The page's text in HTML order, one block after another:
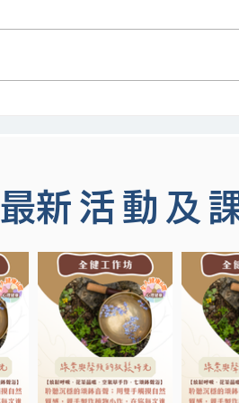
最新活動及